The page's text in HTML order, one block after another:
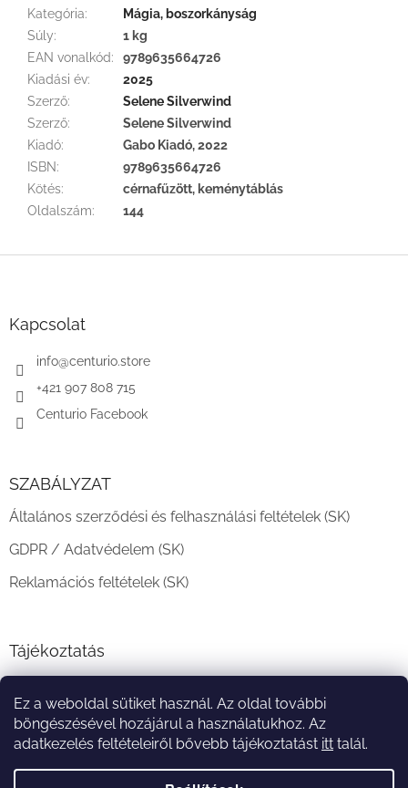
Ez a weboldal sütiket használ. Az oldal további
böngészésével hozájárul a használatukhoz. Az
adatkezelés feltételeiről bővebb tájékoztatást itt talál.
Kategória:
Mágia, boszorkányság
Súly:
1 kg
EAN vonalkód:
9789635664726
Kiadási év:
2025
Szerző:
Selene Silverwind
Szerző:
Selene Silverwind
Kiadó:
Gabo Kiadó, 2022
ISBN:
9789635664726
Kötés:
cérnafűzött, keménytáblás
Oldalszám: 144
Kapcsolat
info@centurio.store
+421 907 808 715
Centurio Facebook
SZABÁLYZAT
Általános szerződési és felhasználási feltételek (SK)
GDPR / Adatvédelem (SK)
Reklamációs feltételek (SK)
Tájékoztatás
A vásárlás menete